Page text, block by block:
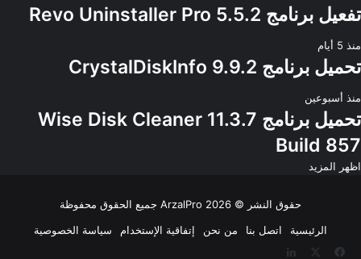
تفعيل برنامج Revo Uninstaller Pro 5.5.2
منذ 5 أيام
تحميل برنامج CrystalDiskInfo 9.9.2
منذ أسبوعين
تحميل برنامج Wise Disk Cleaner 11.3.7
Build 857
اظهر المزيد
حقوق النشر © 2026 ArzalPro جميع الحقوق محفوظة
الرئيسية
اتصل بنا من نحن إتفاقية الإستخدام
سياسة الخصوصية
فيسبوك
لينكدإن